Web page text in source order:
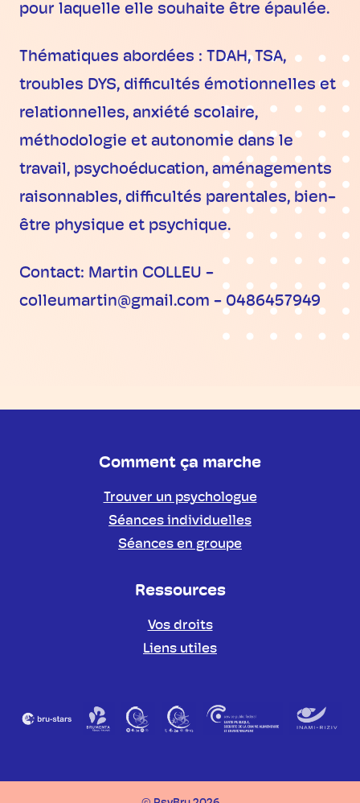
pour laquelle elle souhaite être épaulée.
Thématiques abordées : TDAH, TSA,
troubles DYS, difficultés émotionnelles et
relationnelles, anxiété scolaire,
méthodologie et autonomie dans le
travail, psychoéducation, aménagements
raisonnables, difficultés parentales, bien-
être physique et psychique.
Contact: Martin COLLEU -
colleumartin@gmail.com - 0486457949
Comment ça marche
Trouver un psychologue
Séances individuelles
Séances en groupe
Ressources
Vos droits
Liens utiles
Partenaires